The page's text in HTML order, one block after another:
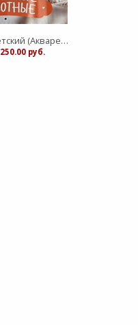
Календарь детский (Акварель)
250.00 руб.